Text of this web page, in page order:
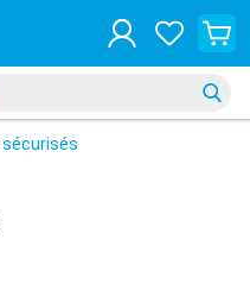
sécurisés